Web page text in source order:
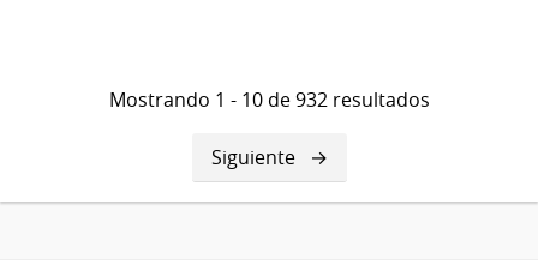
Mostrando 1 - 10 de 932 resultados
Siguiente
página
Siguiente